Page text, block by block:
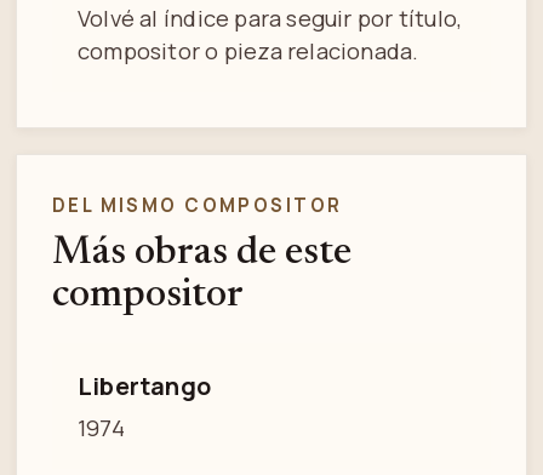
Volvé al índice para seguir por título,
compositor o pieza relacionada.
DEL MISMO COMPOSITOR
Más obras de este
compositor
Libertango
1974